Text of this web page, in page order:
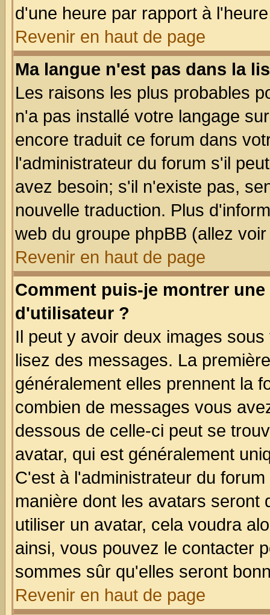
d'une heure par rapport à
Revenir en haut de page
Ma langue n'est pas dans la
Les raisons les plus probables
n'a pas installé votre langage
encore traduit ce forum dans
l'administrateur du forum s'il
avez besoin; s'il n'existe pas,
nouvelle traduction. Plus
web du groupe phpBB (allez
Revenir en haut de page
Comment puis-je montrer
d'utilisateur ?
Il peut y avoir deux images
lisez des messages. La
généralement elles prennent la
combien de messages vous
dessous de celle-ci peut se
avatar, qui est généralement
C'est à l'administrateur du
manière dont les avatars seront
utiliser un avatar, cela voudra
ainsi, vous pouvez le contacter
sommes sûr qu'elles seront
Revenir en haut de page